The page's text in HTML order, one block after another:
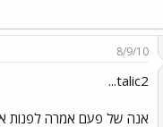
8/9/10
talic2...
אנה של פעם אמרה לפנות